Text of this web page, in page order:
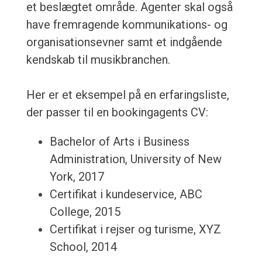
et beslægtet område. Agenter skal også
have fremragende kommunikations- og
organisationsevner samt et indgående
kendskab til musikbranchen.
Her er et eksempel på en erfaringsliste,
der passer til en bookingagents CV:
Bachelor of Arts i Business
Administration, University of New
York, 2017
Certifikat i kundeservice, ABC
College, 2015
Certifikat i rejser og turisme, XYZ
School, 2014